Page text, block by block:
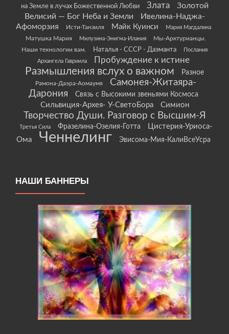
на Земле в лучах Божественной Любви
Злата
Золотой
Велисий — Бог Неба и Земли
Ивелина-Наджа-
Афоморзия
Исти-Танзиля Майк Куинси Мария Магдалина
Матушка Мария Милузина-Энигма-Илания
Мы-Арктурианцы.
Наши технологии вам.
Наталья - СССР - Даэманта
Послания
Архангела Гавриила
Пробуждение к истине
Размышления вслух о важном Разное
Рамона-Даэра-Аомаумя
Самонея-Житаяра-
Дарония
Связь с Высокими звеньями Космоса
Сильвиция-Архея- У-СветоБора Симион
Творчество Души. Разговор с Высшим-Я
Третья Сила Фразелина-Озелия-Готта
Цистерия-Уриоса-
Ома
Ченнелинг Эвисома-Мия-КалиВсеУсра
НАШИ БАННЕРЫ